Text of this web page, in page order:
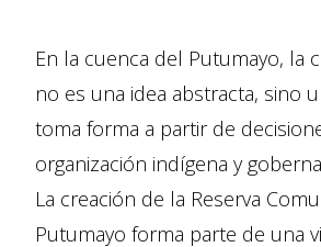
En la cuenca del Putumayo, la
no es una idea abstracta, sino
toma forma a partir de
organización indígena y
La creación de la Reserva
Putumayo forma parte de una